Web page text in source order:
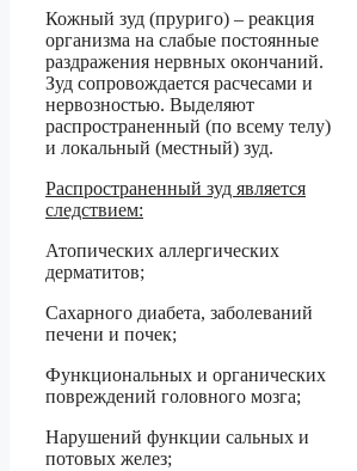
Кожный зуд (пруриго) – реакция
организма на слабые постоянные
раздражения нервных окончаний.
Зуд сопровождается расчесами и
нервозностью. Выделяют
распространенный (по всему телу)
и локальный (местный) зуд.
Распространенный зуд является
следствием:
Атопических аллергических
дерматитов;
Сахарного диабета, заболеваний
печени и почек;
Функциональных и органических
повреждений головного мозга;
Нарушений функции сальных и
потовых желез;